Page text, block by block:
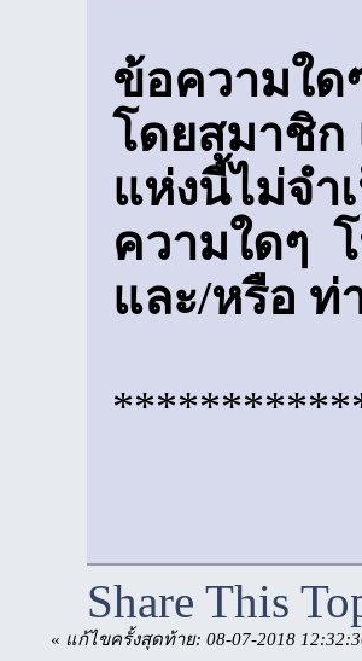
ข้อความใด
โดยสมาชิก
แห่งนี้ไม่จำ
ความใดๆ
และ/หรือ ท่
Share This
« แก้ไขครั้งสุดท้าย: 08-07-2018